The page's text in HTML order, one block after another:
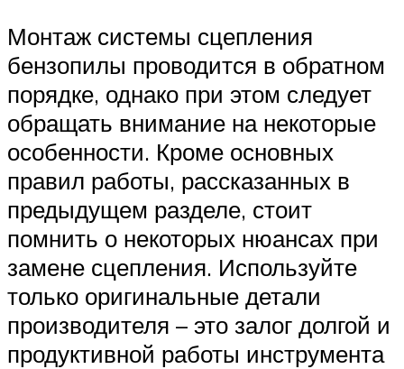
Монтаж системы сцепления
бензопилы проводится в обратном
порядке, однако при этом следует
обращать внимание на некоторые
особенности. Кроме основных
правил работы, рассказанных в
предыдущем разделе, стоит
помнить о некоторых нюансах при
замене сцепления. Используйте
только оригинальные детали
производителя – это залог долгой и
продуктивной работы инструмента